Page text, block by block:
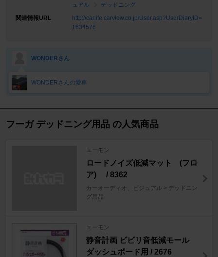
ュアル
デッドニング
関連情報URL
http://carlife.carview.co.jp/User.asp?UserDiaryID=
1634576
WONDERさん
WONDERさんの愛車
フーガ デッドニング用品 の人気商品
エーモン
ロードノイズ低減マット (フロ
ア) / 8362
カーオーディオ、ビジュアル > デッドニン
グ用品
エーモン
静音計画 ビビリ音低減モール
ダッシュボード用 / 2676